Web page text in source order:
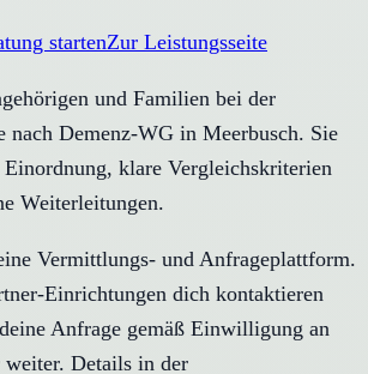
startenZur Leistungsseite
und Familien bei der
nach Demenz-WG in Meerbusch. Sie
klare Vergleichskriterien
Weiterleitungen.
Vermittlungs- und Anfrageplattform.
Einrichtungen dich kontaktieren
Anfrage gemäß Einwilligung an
weiter. Details in der